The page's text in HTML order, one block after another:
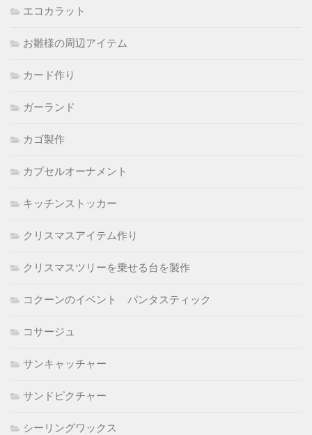
エコカラット
お雛様の周辺アイテム
カード作り
ガーランド
カゴ製作
カプセルオーナメント
キッチンストッカー
クリスマスアイテム作り
クリスマスツリーを乗せる台を製作
コクーンのイベント パンタスティック
コサージュ
サンキャッチャー
サンドピクチャー
シーリングワックス